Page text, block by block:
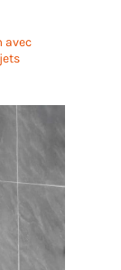
avec